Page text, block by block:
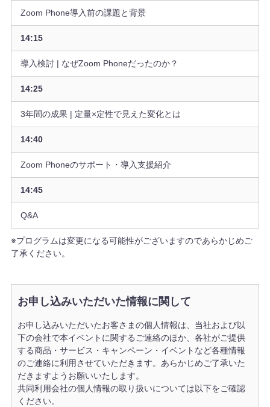
Zoom Phone導入前の課題と背景
14:15
導入検討 | なぜZoom Phoneだったのか？
14:25
3年間の成果 | 定量×定性で見えた変化とは
14:40
Zoom Phoneのサポート・導入支援紹介
14:45
Q&A
※プログラムは変更になる可能性がございますのであらかじめご
了承ください。
お申し込みいただいた情報に関して
お申し込みいただいたお客さまの個人情報は、当社および以
下の会社で本イベントに関するご連絡のほか、各社がご提供
する商品・サービス・キャンペーン・イベントなど各種情報
のご連絡に利用させていただきます。あらかじめご了承いた
だきますようお願いいたします。
共同利用会社の個人情報の取り扱いについては以下をご確認
ください。